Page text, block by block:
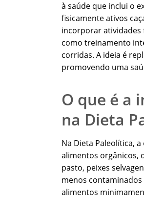
à saúde que inclui o
fisicamente ativos
incorporar atividades
como treinamento
corridas. A ideia é
promovendo uma
O que é a
na Dieta
Na Dieta Paleolítica,
alimentos orgânicos,
pasto, peixes
menos
alimentos